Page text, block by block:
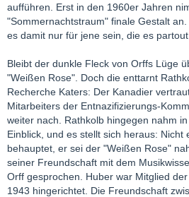
aufführen. Erst in den 1960er Jahren
"Sommernachtstraum" finale Gestalt
es damit nur für jene sein, die es
Bleibt der dunkle Fleck von Orffs Lüge
"Weißen Rose". Doch die enttarnt
Recherche Katers: Der Kanadier
Mitarbeiters der Entnazifizierungs-
weiter nach. Rathkolb hingegen nahm
Einblick, und es stellt sich heraus: Nicht
behauptet, er sei der "Weißen Rose"
seiner Freundschaft mit dem
Orff gesprochen. Huber war Mitglied
1943 hingerichtet. Die Freundschaft